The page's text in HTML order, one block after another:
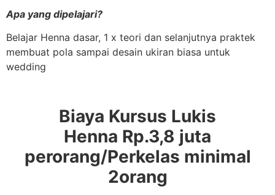
Apa yang dipelajari?
Belajar Henna dasar, 1 x teori dan selanjutnya praktek
membuat pola sampai desain ukiran biasa untuk
wedding
Biaya Kursus Lukis
Henna Rp.3,8 juta
perorang/Perkelas minimal
2orang